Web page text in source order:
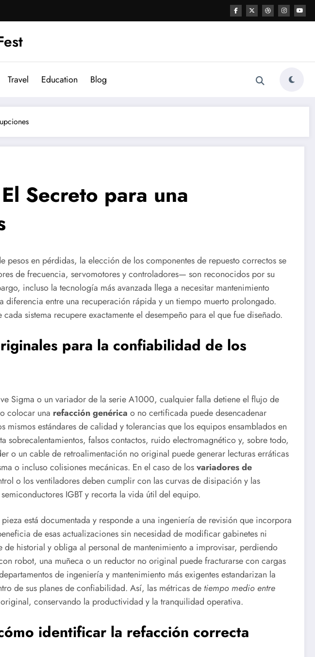
Travel Education Blog
Secreto para una
en pérdidas, la elección de los componentes de repuesto correctos se
de frecuencia, servomotores y controladores— son reconocidos por su
incluso la tecnología más avanzada llega a necesitar mantenimiento
diferencia entre una recuperación rápida y un tiempo muerto prolongado.
sistema recupere exactamente el desempeño para el que fue diseñado.
para la confiabilidad de los
Sigma o un variador de la serie A1000, cualquier falla detiene el flujo de
colocar una refacción genérica o no certificada puede desencadenar
estándares de calidad y tolerancias que los equipos ensamblados en
falsos contactos, ruido electromagnético y, sobre todo,
o un cable de retroalimentación no original puede generar lecturas erráticas
o incluso colisiones mecánicas. En el caso de losvariadores de
o los ventiladores deben cumplir con las curvas de disipación y las
IGBT y recorta la vida útil del equipo.
está documentada y responde a una ingeniería de revisión que incorpora
de esas actualizaciones sin necesidad de modificar gabinetes ni
historial y obliga al personal de mantenimiento a improvisar, perdiendo
robot, una muñeca o un reductor no original puede fracturarse con cargas
de ingeniería y mantenimiento más exigentes estandarizan la
de sus planes de confiabilidad. Así, las métricas de tiempo medio entre
conservando la productividad y la tranquilidad operativa.
identificar la refacción correcta